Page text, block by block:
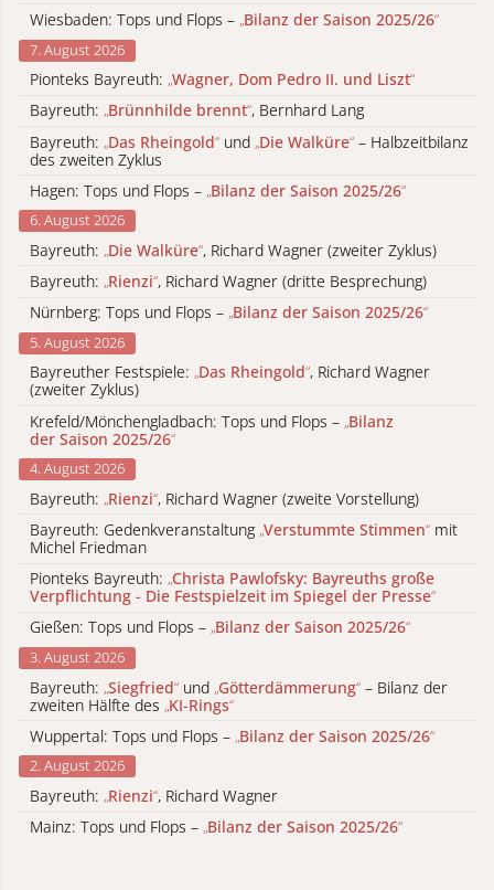
Wiesbaden: Tops und Flops – „Bilanz der Saison 2025/26“
7. August 2026
Pionteks Bayreuth: „Wagner, Dom Pedro II. und Liszt“
Bayreuth: „Brünnhilde brennt“, Bernhard Lang
Bayreuth: „Das Rheingold“ und „Die Walküre“ – Halbzeitbilanz
des zweiten Zyklus
Hagen: Tops und Flops – „Bilanz der Saison 2025/26“
6. August 2026
Bayreuth: „Die Walküre“, Richard Wagner (zweiter Zyklus)
Bayreuth: „Rienzi“, Richard Wagner (dritte Besprechung)
Nürnberg: Tops und Flops – „Bilanz der Saison 2025/26“
5. August 2026
Bayreuther Festspiele: „Das Rheingold“, Richard Wagner
(zweiter Zyklus)
Krefeld/Mönchengladbach: Tops und Flops – „Bilanz
der Saison 2025/26“
4. August 2026
Bayreuth: „Rienzi“, Richard Wagner (zweite Vorstellung)
Bayreuth: Gedenkveranstaltung „Verstummte Stimmen“ mit
Michel Friedman
Pionteks Bayreuth: „Christa Pawlofsky: Bayreuths große
Verpflichtung - Die Festspielzeit im Spiegel der Presse“
Gießen: Tops und Flops – „Bilanz der Saison 2025/26“
3. August 2026
Bayreuth: „Siegfried“ und „Götterdämmerung“ – Bilanz der
zweiten Hälfte des „KI-Rings“
Wuppertal: Tops und Flops – „Bilanz der Saison 2025/26“
2. August 2026
Bayreuth: „Rienzi“, Richard Wagner
Mainz: Tops und Flops – „Bilanz der Saison 2025/26“